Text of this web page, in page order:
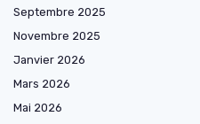
Septembre 2025
Novembre 2025
Janvier 2026
Mars 2026
Mai 2026